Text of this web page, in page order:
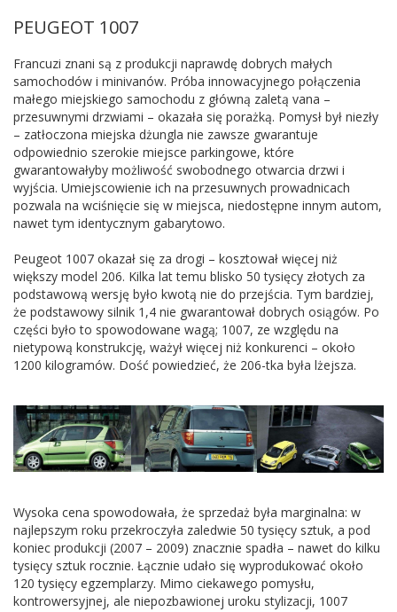
PEUGEOT 1007
Francuzi znani są z produkcji naprawdę dobrych małych
samochodów i minivanów. Próba innowacyjnego połączenia
małego miejskiego samochodu z główną zaletą vana –
przesuwnymi drzwiami – okazała się porażką. Pomysł był niezły
– zatłoczona miejska dżungla nie zawsze gwarantuje
odpowiednio szerokie miejsce parkingowe, które
gwarantowałyby możliwość swobodnego otwarcia drzwi i
wyjścia. Umiejscowienie ich na przesuwnych prowadnicach
pozwala na wciśnięcie się w miejsca, niedostępne innym autom,
nawet tym identycznym gabarytowo.
Peugeot 1007 okazał się za drogi – kosztował więcej niż
większy model 206. Kilka lat temu blisko 50 tysięcy złotych za
podstawową wersję było kwotą nie do przejścia. Tym bardziej,
że podstawowy silnik 1,4 nie gwarantował dobrych osiągów. Po
części było to spowodowane wagą; 1007, ze względu na
nietypową konstrukcję, ważył więcej niż konkurenci – około
1200 kilogramów. Dość powiedzieć, że 206-tka była lżejsza.
Wysoka cena spowodowała, że sprzedaż była marginalna: w
najlepszym roku przekroczyła zaledwie 50 tysięcy sztuk, a pod
koniec produkcji (2007 – 2009) znacznie spadła – nawet do kilku
tysięcy sztuk rocznie. Łącznie udało się wyprodukować około
120 tysięcy egzemplarzy. Mimo ciekawego pomysłu,
kontrowersyjnej, ale niepozbawionej uroku stylizacji, 1007